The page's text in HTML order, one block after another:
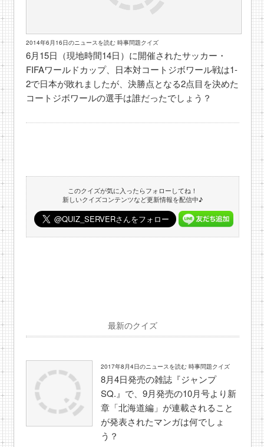
2014年6月16日のニュースを読む 時事問題クイズ
6月15日（現地時間14日）に開催されたサッカー・
FIFAワールドカップ、日本対コートジボワール戦は1-
2で日本が敗れましたが、決勝点となる2点目を決めた
コートジボワールの選手は誰だったでしょう？
このクイズが気に入ったらフォローしてね！
新しいクイズコンテンツなど更新情報を配信中♪
最新のクイズ
2017年8月4日のニュースを読む 時事問題クイズ
8月4日発売の雑誌『ジャンプ
SQ.』で、9月発売の10月号より新
章「北海道編」が連載されること
が発表されたマンガは何でしょ
う？